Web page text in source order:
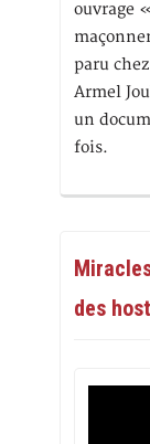
ouvrage
paru
Armel
un
fois.
des